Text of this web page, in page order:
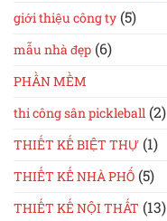
giới thiệu công ty (5)
mẫu nhà đẹp (6)
PHẦN MỀM
thi công sân pickleball (2)
THIẾT KẾ BIỆT THỰ (1)
THIẾT KẾ NHÀ PHỐ (5)
THIẾT KẾ NỘI THẤT (13)